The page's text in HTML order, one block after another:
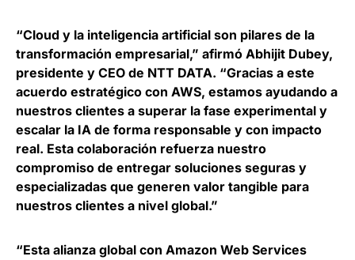
“Cloud y la inteligencia artificial son pilares de la
transformación empresarial,” afirmó Abhijit Dubey,
presidente y CEO de NTT DATA. “Gracias a este
acuerdo estratégico con AWS, estamos ayudando a
nuestros clientes a superar la fase experimental y
escalar la IA de forma responsable y con impacto
real. Esta colaboración refuerza nuestro
compromiso de entregar soluciones seguras y
especializadas que generen valor tangible para
nuestros clientes a nivel global.”
“Esta alianza global con Amazon Web Services